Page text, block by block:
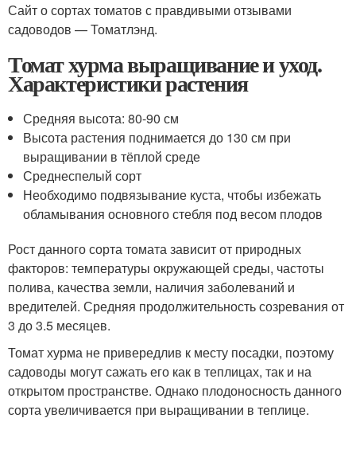
Сайт о сортах томатов с правдивыми отзывами
садоводов — Томатлэнд.
Томат хурма выращивание и уход.
Характеристики растения
Средняя высота: 80-90 см
Высота растения поднимается до 130 см при
выращивании в тёплой среде
Среднеспелый сорт
Необходимо подвязывание куста, чтобы избежать
обламывания основного стебля под весом плодов
Рост данного сорта томата зависит от природных
факторов: температуры окружающей среды, частоты
полива, качества земли, наличия заболеваний и
вредителей. Средняя продолжительность созревания от
3 до 3.5 месяцев.
Томат хурма не привередлив к месту посадки, поэтому
садоводы могут сажать его как в теплицах, так и на
открытом пространстве. Однако плодоносность данного
сорта увеличивается при выращивании в теплице.